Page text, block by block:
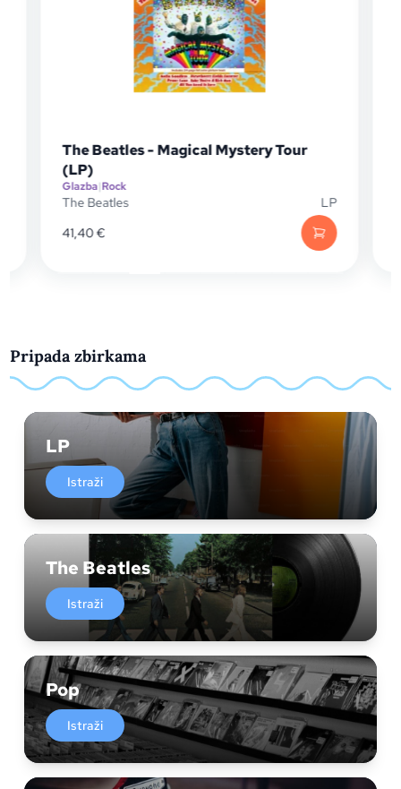
The Beatles - Magical Mystery Tour
(LP)
Glazba|Rock
The Beatles
LP
41,40€
Pripada zbirkama
LP
Istraži
The Beatles
Istraži
Pop
Istraži